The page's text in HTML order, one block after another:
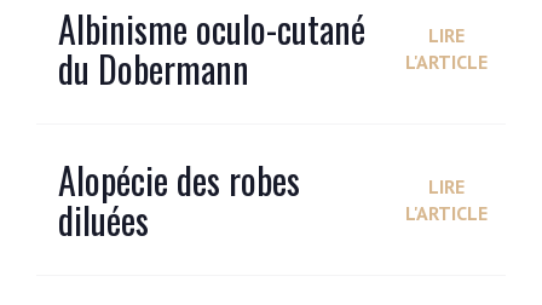
Albinisme oculo-cutané
du Dobermann
LIRE
L'ARTICLE
Alopécie des robes
diluées
LIRE
L'ARTICLE